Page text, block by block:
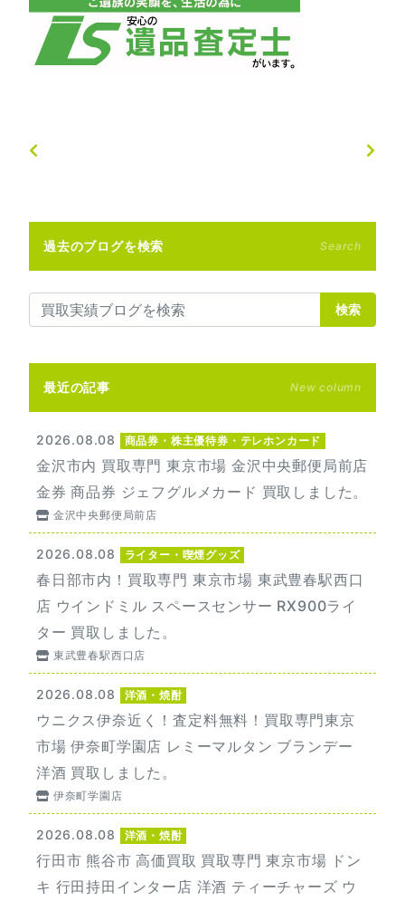
過去のブログを検索 Search
検索
最近の記事 New column
2026.08.08 商品券・株主優待券・テレホンカード
金沢市内 買取専門 東京市場 金沢中央郵便局前店
金券 商品券 ジェフグルメカード 買取しました。
金沢中央郵便局前店
2026.08.08 ライター・喫煙グッズ
春日部市内！買取専門 東京市場 東武豊春駅西口
店 ウインドミル スペースセンサー RX900ライ
ター 買取しました。
東武豊春駅西口店
2026.08.08 洋酒・焼酎
ウニクス伊奈近く！査定料無料！買取専門東京
市場 伊奈町学園店 レミーマルタン ブランデー
洋酒 買取しました。
伊奈町学園店
2026.08.08 洋酒・焼酎
行田市 熊谷市 高価買取 買取専門 東京市場 ドン
キ 行田持田インター店 洋酒 ティーチャーズ ウ